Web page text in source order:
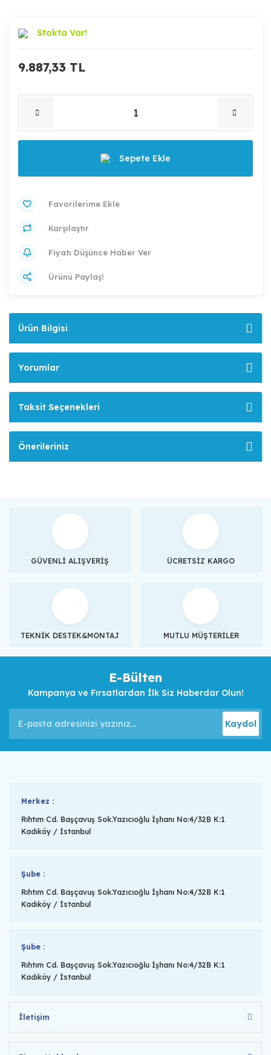
Stokta Var!
9.887,33 TL
Sepete Ekle
Karşılaştır
Fiyatı Düşünce Haber Ver
Ürünü Paylaş!
Ürün Bilgisi
Yorumlar
Taksit Seçenekleri
Önerileriniz
GÜVENLİ ALIŞVERİŞ ÜCRETSİZ KARGO
TEKNİK DESTEK&MONTAJ MUTLU MÜŞTERİLER
E-Bülten
Kampanya ve Fırsatlardan İlk Siz Haberdar Olun!
Kaydol
Merkez :
Rıhtım Cd. Başçavuş Sok.Yazıcıoğlu İşhanı No:4/32B K:1
Kadıköy / İstanbul
Şube :
Rıhtım Cd. Başçavuş Sok.Yazıcıoğlu İşhanı No:4/32B K:1
Kadıköy / İstanbul
Şube :
Rıhtım Cd. Başçavuş Sok.Yazıcıoğlu İşhanı No:4/32B K:1
Kadıköy / İstanbul
İletişim